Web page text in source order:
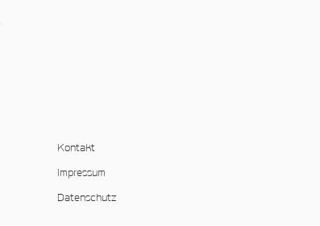
Kontakt
Impressum
Datenschutz